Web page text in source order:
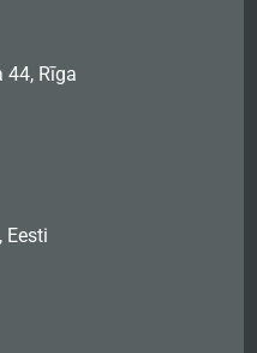
44, Rīga
Eesti